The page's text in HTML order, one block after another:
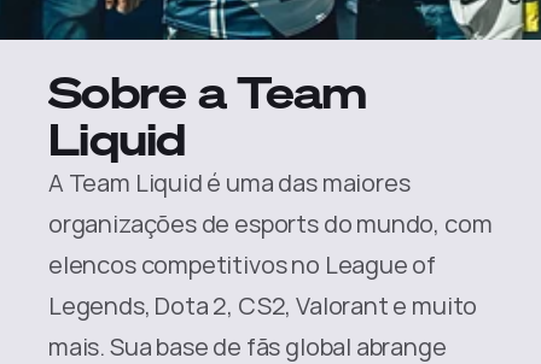
Sobre a Team
Liquid
A Team Liquid é uma das maiores
organizações de esports do mundo, com
elencos competitivos no League of
Legends, Dota 2, CS2, Valorant e muito
mais. Sua base de fãs global abrange